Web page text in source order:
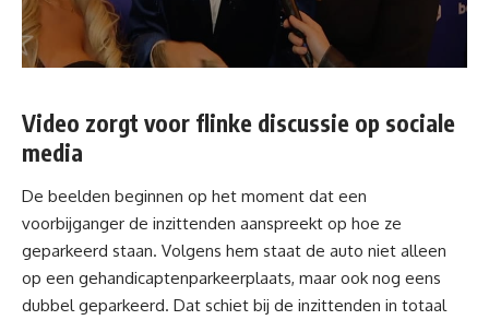
Video zorgt voor flinke discussie op sociale
media
De beelden beginnen op het moment dat een
voorbijganger de inzittenden aanspreekt op hoe ze
geparkeerd staan. Volgens hem staat de auto niet alleen
op een gehandicaptenparkeerplaats, maar ook nog eens
dubbel geparkeerd. Dat schiet bij de inzittenden in totaal